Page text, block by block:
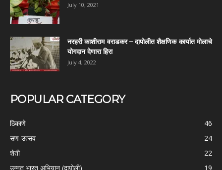
July 10, 2021
नरहरी काशीराम वराडकर – दापोलीत शैक्षणिक कार्यात मोलाचे
योगदान देणारा हिरा
July 4, 2022
POPULAR CATEGORY
ठिकाणे
46
सण-उत्सव
24
शेती
22
उन्नत भारत अभियान (दापोली)
19